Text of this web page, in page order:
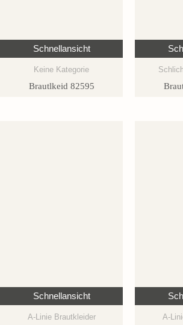
Schnellansicht
Keine Kategorie
Brautlkeid 82595
Schnellansicht
A-Linie Brautkleider A-